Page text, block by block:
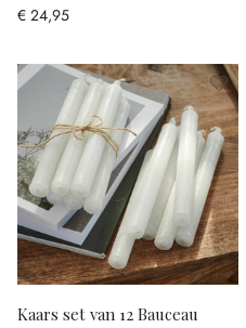
€ 24,95
Kaars set van 12 Bauceau